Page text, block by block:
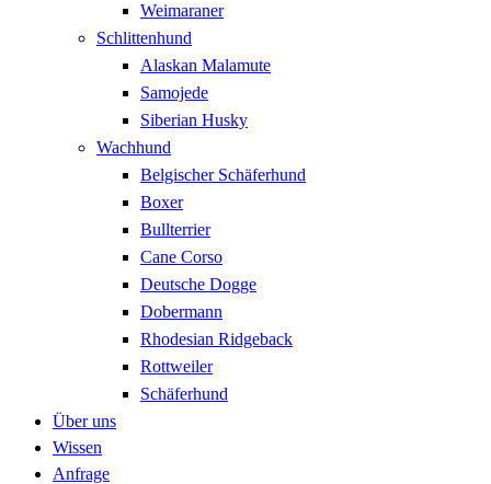
Weimaraner
Schlittenhund
Alaskan Malamute
Samojede
Siberian Husky
Wachhund
Belgischer Schäferhund
Boxer
Bullterrier
Cane Corso
Deutsche Dogge
Dobermann
Rhodesian Ridgeback
Rottweiler
Schäferhund
Über uns
Wissen
Anfrage